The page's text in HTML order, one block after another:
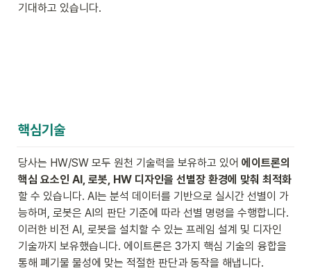
기대하고 있습니다.
핵심기술
당사는 HW/SW 모두 원천 기술력을 보유하고 있어 에이트론의
핵심 요소인 AI, 로봇, HW 디자인을 선별장 환경에 맞춰 최적화
할 수 있습니다. AI는 분석 데이터를 기반으로 실시간 선별이 가
능하며, 로봇은 AI의 판단 기준에 따라 선별 명령을 수행합니다.
이러한 비전 AI, 로봇을 설치할 수 있는 프레임 설계 및 디자인
기술까지 보유했습니다. 에이트론은 3가지 핵심 기술의 융합을
통해 폐기물 물성에 맞는 적절한 판단과 동작을 해냅니다.